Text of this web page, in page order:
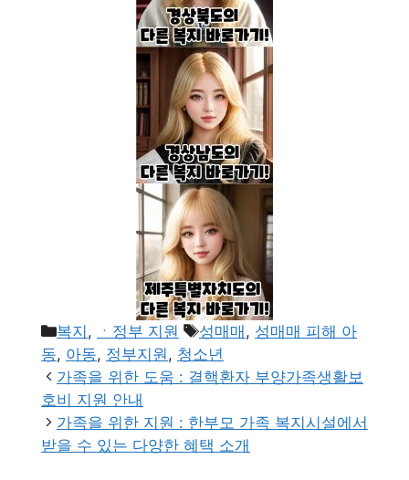
카
테
고
리
복지, ㆍ정부 지원
태
그
성매매, 성매매 피해 아
동, 아동, 정부지원, 청소년
가족을 위한 도움 : 결핵환자 부양가족생활보
호비 지원 안내
가족을 위한 지원 : 한부모 가족 복지시설에서
받을 수 있는 다양한 혜택 소개